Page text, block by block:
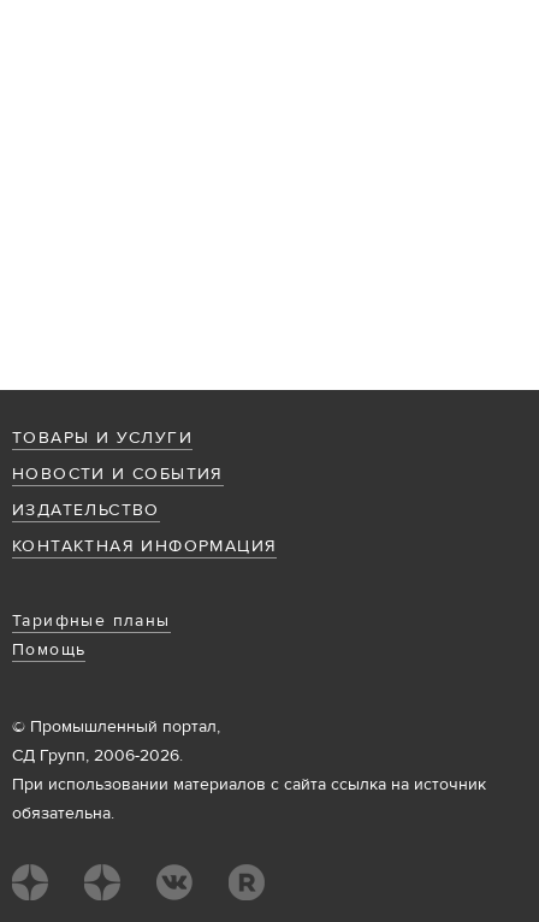
ТОВАРЫ И УСЛУГИ
НОВОСТИ И СОБЫТИЯ
ИЗДАТЕЛЬСТВО
КОНТАКТНАЯ ИНФОРМАЦИЯ
Тарифные планы
Помощь
© Промышленный портал,
СД Групп, 2006-2026.
При использовании материалов с сайта ссылка на источник
обязательна.